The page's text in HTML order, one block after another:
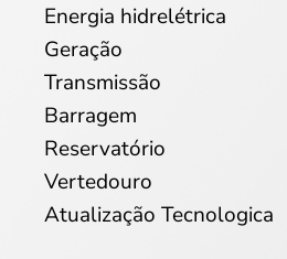
Energia hidrelétrica
Geração
Transmissão
Barragem
Reservatório
Vertedouro
Atualização Tecnologica